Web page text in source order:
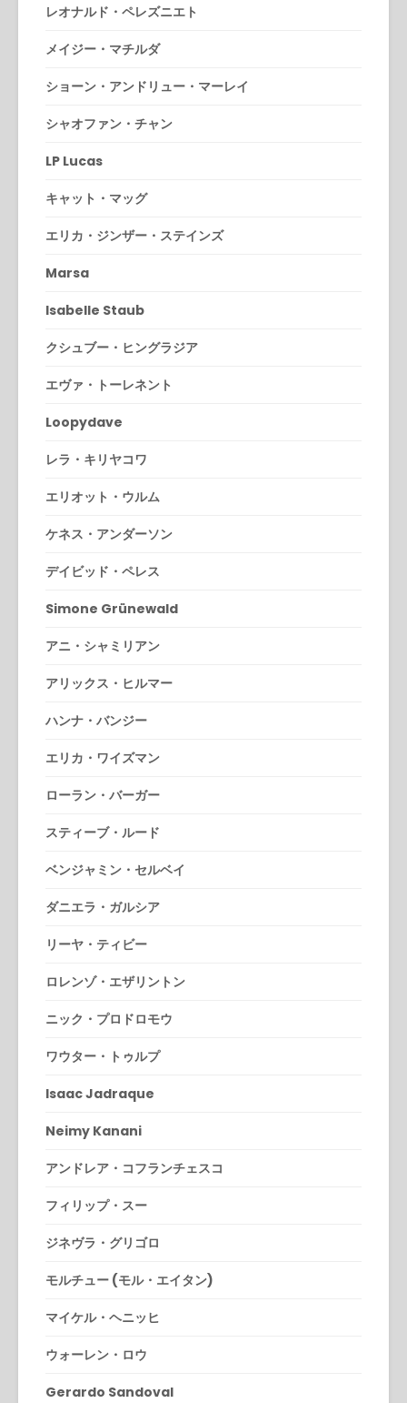
レオナルド・ペレズニエト
メイジー・マチルダ
ショーン・アンドリュー・マーレイ
シャオファン・チャン
LP Lucas
キャット・マッグ
エリカ・ジンザー・ステインズ
Marsa
Isabelle Staub
クシュブー・ヒングラジア
エヴァ・トーレネント
Loopydave
レラ・キリヤコワ
エリオット・ウルム
ケネス・アンダーソン
デイビッド・ペレス
Simone Grünewald
アニ・シャミリアン
アリックス・ヒルマー
ハンナ・バンジー
エリカ・ワイズマン
ローラン・バーガー
スティーブ・ルード
ベンジャミン・セルベイ
ダニエラ・ガルシア
リーヤ・ティビー
ロレンゾ・エザリントン
ニック・プロドロモウ
ワウター・トゥルプ
Isaac Jadraque
Neimy Kanani
アンドレア・コフランチェスコ
フィリップ・スー
ジネヴラ・グリゴロ
モルチュー (モル・エイタン)
マイケル・ヘニッヒ
ウォーレン・ロウ
Gerardo Sandoval